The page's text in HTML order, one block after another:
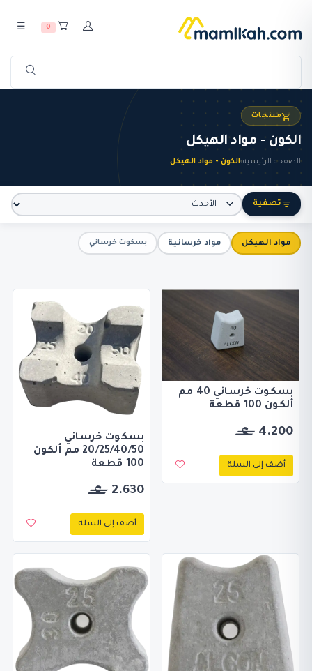
0
☰
منتجات
الكون - مواد الهيكل
الصفحة الرئيسية›الكون - مواد الهيكل
تصفية
مواد الهيكل مواد خرسانية بسكوت خرساني
بسكوت خرساني 40 مم
ألكون 100 قطعة
4.200
أضف إلى السلة
بسكوت خرساني
20/25/40/50 مم ألكون
100 قطعة
2.630
أضف إلى السلة